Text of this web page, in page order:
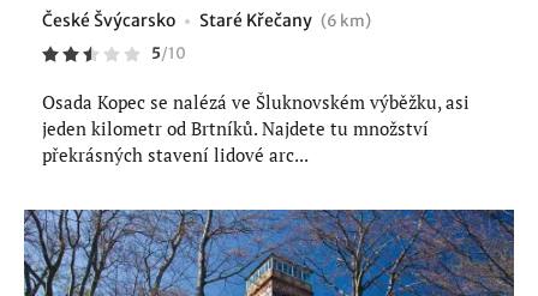
České Švýcarsko Staré Křečany (6 km)
5/10
Osada Kopec se nalézá ve Šluknovském výběžku, asi
jeden kilometr od Brtníků. Najdete tu množství
překrásných stavení lidové arc...